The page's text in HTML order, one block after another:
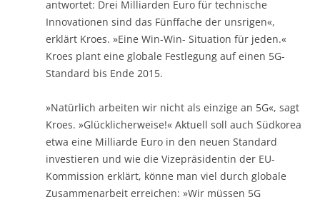
antwortet: Drei Milliarden Euro für technische
Innovationen sind das Fünffache der unsrigen«,
erklärt Kroes. »Eine Win-Win- Situation für jeden.«
Kroes plant eine globale Festlegung auf einen 5G-
Standard bis Ende 2015.
»Natürlich arbeiten wir nicht als einzige an 5G«, sagt
Kroes. »Glücklicherweise!« Aktuell soll auch Südkorea
etwa eine Milliarde Euro in den neuen Standard
investieren und wie die Vizepräsidentin der EU-
Kommission erklärt, könne man viel durch globale
Zusammenarbeit erreichen: »Wir müssen 5G